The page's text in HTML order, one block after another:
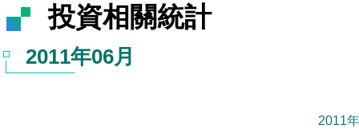
投資相關統計
2011年06月
2011